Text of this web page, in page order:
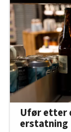
Ufør etter
erstatning